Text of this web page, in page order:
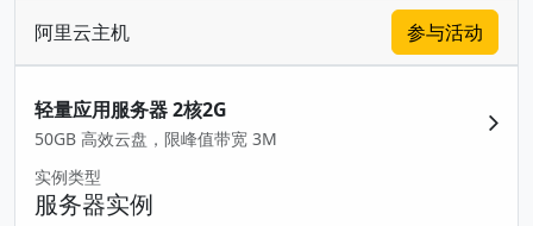
阿里云主机 参与活动
轻量应用服务器 2核2G
50GB 高效云盘，限峰值带宽 3M
实例类型
服务器实例